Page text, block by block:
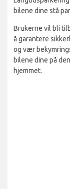
bilene dine stå
Brukerne vil bli
å garantere
og vær
bilene dine på
hjemmet.